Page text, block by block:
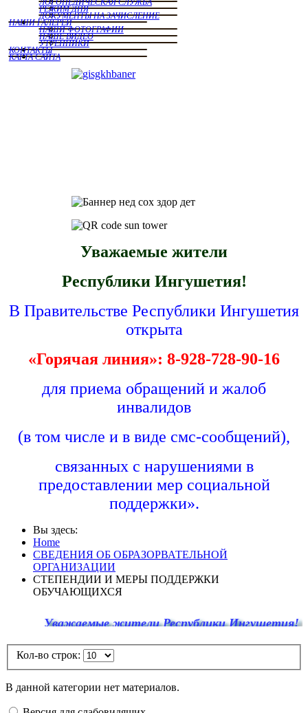
РЕЖИМ ДНЯ
ДОКУМЕНТЫ НА ЗАЧИСЛЕНИЕ
НАШИ ГАЛЕРЕИ
НАШИ ФОТОГРАФИИ
НАШЕ ВИДЕО
УТРЕННИКИ
КОНТАКТЫ
КАРТА САЙТА
Уважаемые жители
Республики Ингушетия!
В Правительстве Республики Ингушетия
открыта
«Горячая линия»: 8-928-728-90-16
для приема обращений и жалоб
инвалидов
(в том числе и в виде смс-сообщений),
связанных с нарушениями в
предоставлении мер социальной
поддержки».
Вы здесь:
Home
СВЕДЕНИЯ ОБ ОБРАЗОРВАТЕЛЬНОЙ
ОРГАНИЗАЦИИ
СТЕПЕНДИИ И МЕРЫ ПОДДЕРЖКИ
ОБУЧАЮЩИХСЯ
Уважаемые жители Республики Ингушетия! По
Кол-во строк:
В данной категории нет материалов.